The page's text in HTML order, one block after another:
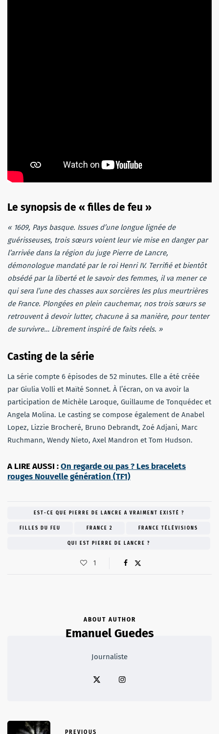
Le synopsis de « filles de feu »
« 1609, Pays basque. Issues d’une longue lignée de
guérisseuses, trois sœurs voient leur vie mise en danger par
l’arrivée dans la région du juge Pierre de Lancre,
démonologue mandaté par le roi Henri IV. Terrifié et bientôt
obsédé par la liberté et le savoir des femmes, il va mener ce
qui sera l’une des chasses aux sorcières les plus meurtrières
de France. Plongées en plein cauchemar, nos trois sœurs se
retrouvent à devoir lutter, chacune à sa manière, pour tenter
de survivre… Librement inspiré de faits réels. »
Casting de la série
La série compte 6 épisodes de 52 minutes. Elle a été créée
par Giulia Volli et Maïté Sonnet. À l’écran, on va avoir la
participation de Michèle Laroque, Guillaume de Tonquédec et
Angela Molina. Le casting se compose également de Anabel
Lopez, Lizzie Brocheré, Bruno Debrandt, Zoé Adjani, Marc
Ruchmann, Wendy Nieto, Axel Mandron et Tom Hudson.
A LIRE AUSSI :On regarde ou pas ? Les bracelets
rouges Nouvelle génération (TF1)
EST-CE QUE PIERRE DE LANCRE A VRAIMENT EXISTÉ ?
FILLES DU FEU FRANCE 2 FRANCE TÉLÉVISIONS
QUI EST PIERRE DE LANCRE ?
1
ABOUT AUTHOR
Emanuel Guedes
Journaliste
PREVIOUS